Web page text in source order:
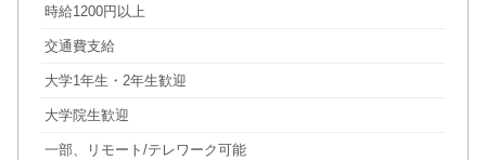
時給1200円以上
交通費支給
大学1年生・2年生歓迎
大学院生歓迎
一部、リモート/テレワーク可能